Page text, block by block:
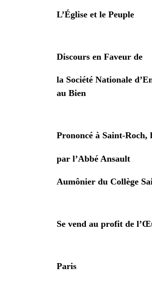
L’Église et le Peuple
Discours en Faveur de
la Société Nationale
au Bien
Prononcé à Saint-Roch,
par l’Abbé Ansault
Aumônier du Collège
Se vend au profit de
Paris